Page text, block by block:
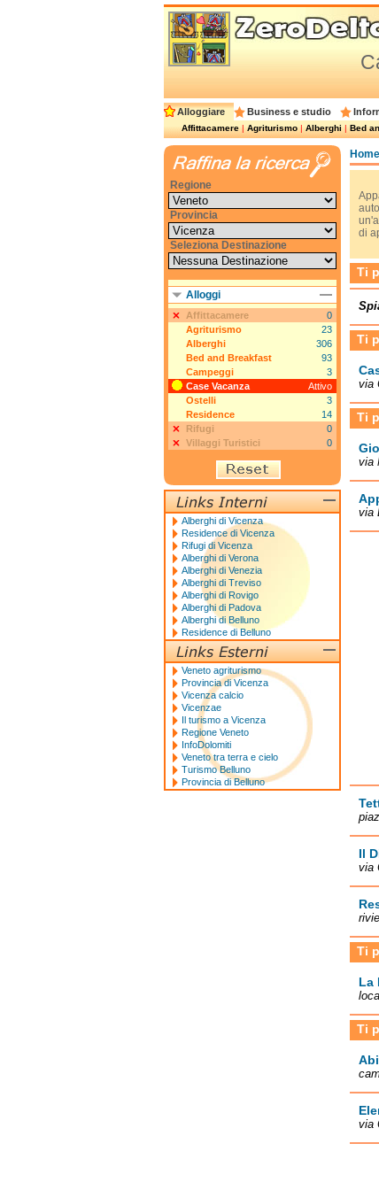
Alloggiare Business e studio
Affittacamere|Agriturismo|Alberghi|Bed
Home
di
Ti
Ti
via
Ti
via
via
Il
via
Ti
La
Ti
via
Regione
Provincia
Seleziona Destinazione
Alloggi
Affittacamere
0
Agriturismo
23
Alberghi
306
Bed and Breakfast
93
Campeggi
3
Case Vacanza
Attivo
Ostelli
3
Residence
14
Rifugi
0
Villaggi Turistici
0
Alberghi di Vicenza
Residence di Vicenza
Rifugi di Vicenza
Alberghi di Verona
Alberghi di Venezia
Alberghi di Treviso
Alberghi di Rovigo
Alberghi di Padova
Alberghi di Belluno
Residence di Belluno
Veneto agriturismo
Provincia di Vicenza
Vicenza calcio
Vicenzae
Il turismo a Vicenza
Regione Veneto
InfoDolomiti
Veneto tra terra e cielo
Turismo Belluno
Provincia di Belluno